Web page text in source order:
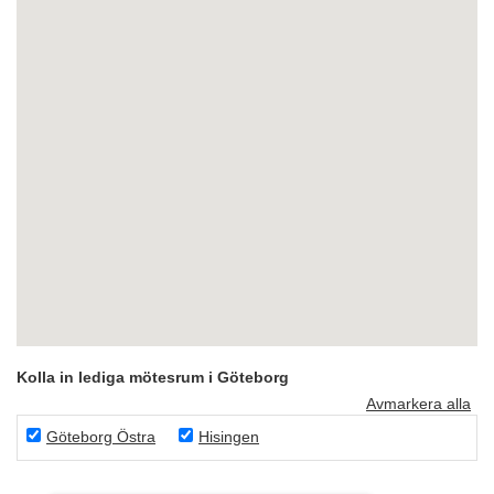
Kolla in lediga mötesrum i Göteborg
Avmarkera alla
Göteborg Östra
Hisingen